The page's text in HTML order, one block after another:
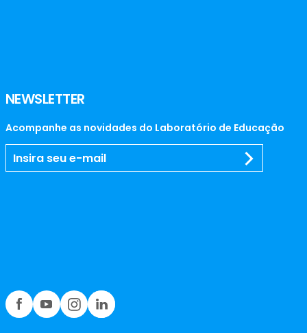
NEWSLETTER
Acompanhe as novidades do Laboratório de Educação